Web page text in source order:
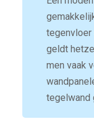
tegenvloer
geldt
men vaak
tegelwand